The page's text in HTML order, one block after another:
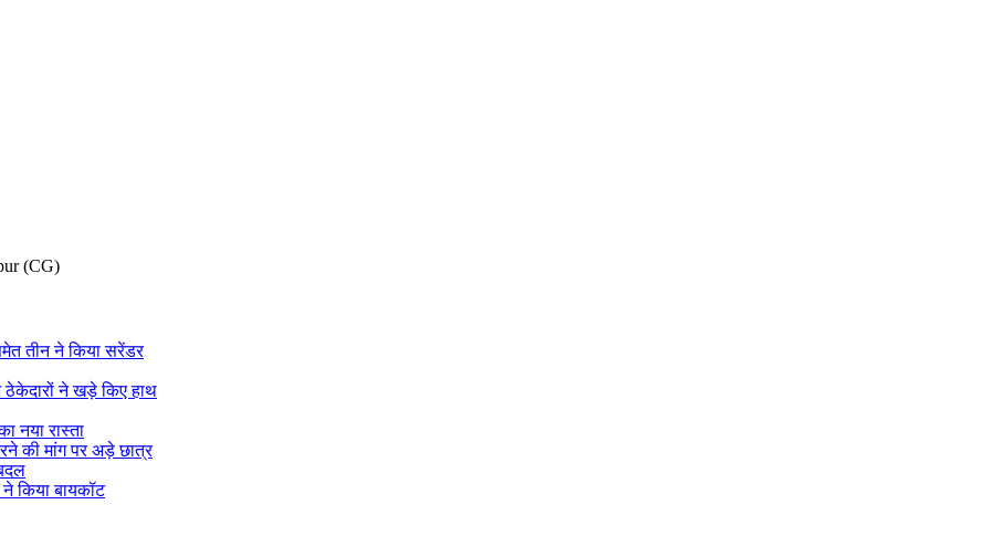
(CG)
तीन ने किया सरेंडर
ठेकेदारों ने खड़े किए हाथ
नया रास्ता
की मांग पर अड़े छात्र
किया बायकॉट